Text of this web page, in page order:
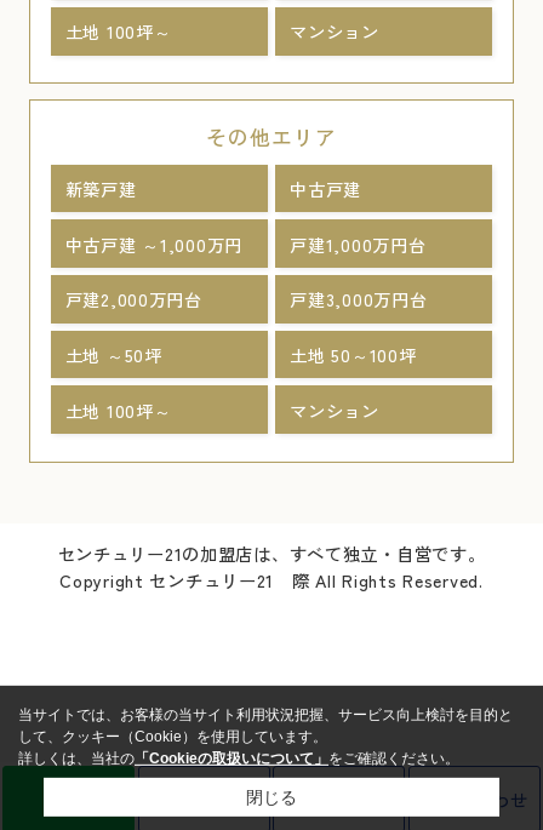
土地 100坪～ マンション
その他エリア
新築戸建 中古戸建
中古戸建 ～1,000万円 戸建1,000万円台
戸建2,000万円台 戸建3,000万円台
土地 ～50坪 土地 50～100坪
土地 100坪～ マンション
センチュリー21の加盟店は、すべて独立・自営です。
Copyright センチュリー21 際 All Rights Reserved.
お問い合わせ
当サイトでは、お客様の当サイト利用状況把握、サービス向上検討を目的と
して、クッキー（Cookie）を使用しています。
詳しくは、当社の 「Cookieの取扱いについて」 をご確認ください。
閉じる